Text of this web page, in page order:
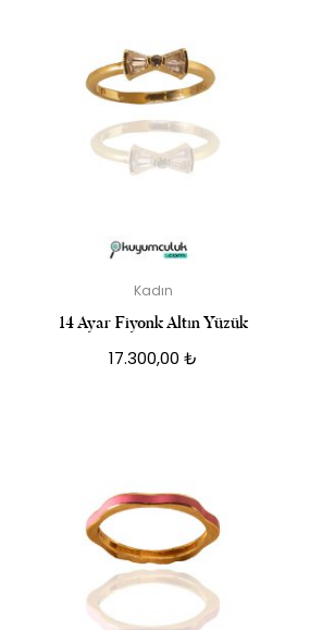
Kadın
14 Ayar Fiyonk Altın Yüzük
17.300,00₺